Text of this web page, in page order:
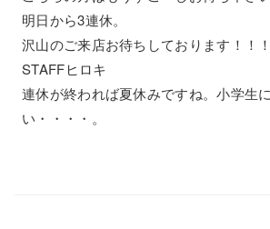
明日から3連休。
沢山のご来店お待ちしております！！
STAFFヒロキ
連休が終われば夏休みですね。小学生
い・・・・。